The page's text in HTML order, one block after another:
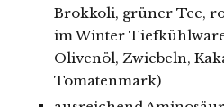
Brokkoli, grüner Tee,
im Winter
Olivenöl, Zwiebeln,
Tomatenmark)